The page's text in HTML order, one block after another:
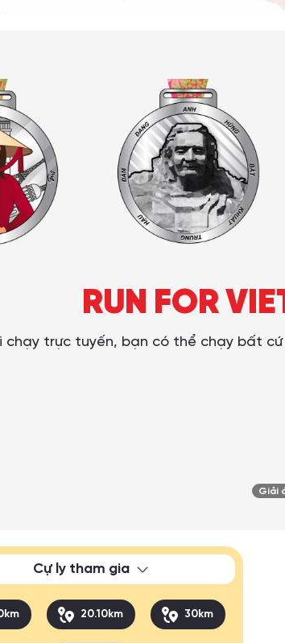
RUN FOR
chạy trực tuyến, bạn có thể chạy bất
Giải
Cự ly tham gia
20.10km 30km